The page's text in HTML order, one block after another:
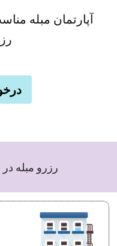
آپارتمان مبله
رزرو مبله